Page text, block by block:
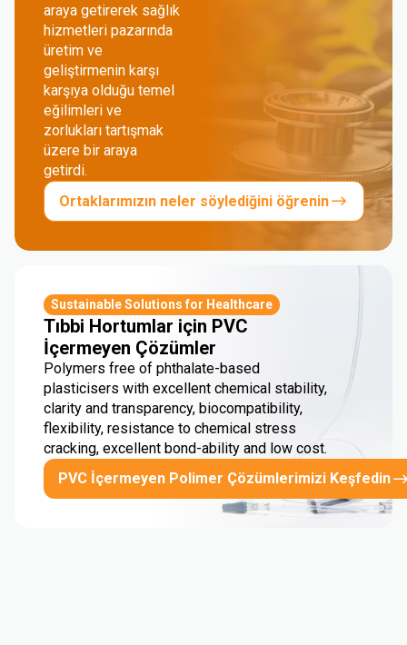
araya getirerek sağlık
hizmetleri pazarında
üretim ve
geliştirmenin karşı
karşıya olduğu temel
eğilimleri ve
zorlukları tartışmak
üzere bir araya
getirdi.
Ortaklarımızın neler söylediğini öğrenin
Sustainable Solutions for Healthcare
Tıbbi Hortumlar için PVC
İçermeyen Çözümler
Polymers free of phthalate-based
plasticisers with excellent chemical stability,
clarity and transparency, biocompatibility,
flexibility, resistance to chemical stress
cracking, excellent bond-ability and low cost.
PVC İçermeyen Polimer Çözümlerimizi Keşfedin